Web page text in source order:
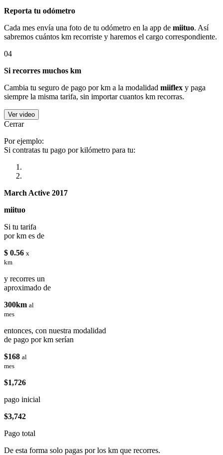
Reporta tu odómetro
Cada mes envía una foto de tu odómetro en la app de miituo. Así
sabremos cuántos km recorriste y haremos el cargo correspondiente.
04
Si recorres muchos km
Cambia tu seguro de pago por km a la modalidad miiflex y paga
siempre la misma tarifa, sin importar cuantos km recorras.
Ver video
Cerrar
Por ejemplo:
Si contratas tu pago por kilómetro para tu:
March Active 2017
miituo
Si tu tarifa
por km es de
$ 0.56 x
km
y recorres un
aproximado de
300km al
mes
entonces, con nuestra modalidad
de pago por km serían
$168 al
mes
$1,726
pago inicial
$3,742
Pago total
De esta forma solo pagas por los km que recorres.